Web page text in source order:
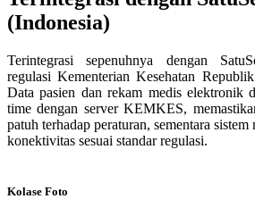
(Indonesia)
Terintegrasi sepenuhnya dengan
regulasi Kementerian Kesehatan
Data pasien dan rekam medis elektronik
time dengan server KEMKES,
patuh terhadap peraturan, sementara
konektivitas sesuai standar regulasi.
Kolase Foto